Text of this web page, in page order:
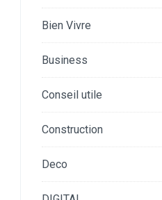
Bien Vivre
Business
Conseil utile
Construction
Deco